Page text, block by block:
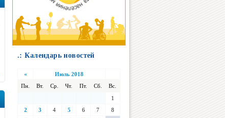
.: Календарь новостей
«
Июль 2018
Пн.
Вт. Ср. Чт. Пт. Сб.
Вс.
1
2
3 4 5 6 7
8